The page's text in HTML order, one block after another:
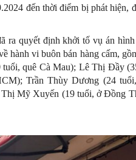
đến thời điểm bị phát hiện,
ra quyết định khởi tố vụ án
hành vi buôn bán hàng cấm,
quê Cà Mau); Lê Thị Đầy
Trần Thùy Dương (24
Mỹ Xuyến (19 tuổi, ở Đồng